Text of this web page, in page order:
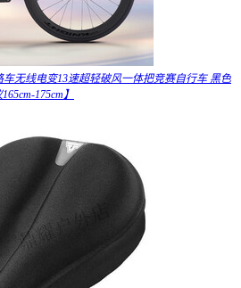
车无线电变13速超轻破风一体把竞赛自行车 黑色
175cm】